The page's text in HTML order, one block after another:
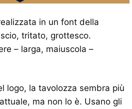
in un font della
tritato, grottesco.
– larga, maiuscola –
logo, la tavolozza sembra più
ma non lo è. Usano gli